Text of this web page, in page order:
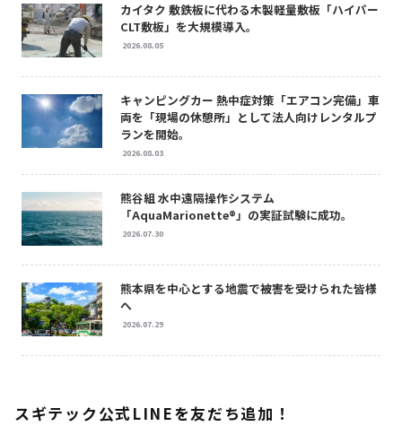
カイタク 敷鉄板に代わる木製軽量敷板「ハイパー
CLT敷板」を大規模導入。
2026.08.05
キャンピングカー 熱中症対策「エアコン完備」車
両を「現場の休憩所」として法人向けレンタルプ
ランを開始。
2026.08.03
熊谷組 水中遠隔操作システム
「AquaMarionette®」の実証試験に成功。
2026.07.30
熊本県を中心とする地震で被害を受けられた皆様
へ
2026.07.29
スギテック公式LINEを友だち追加！